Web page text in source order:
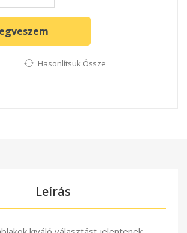
Hasonlítsuk Össze
Leírás